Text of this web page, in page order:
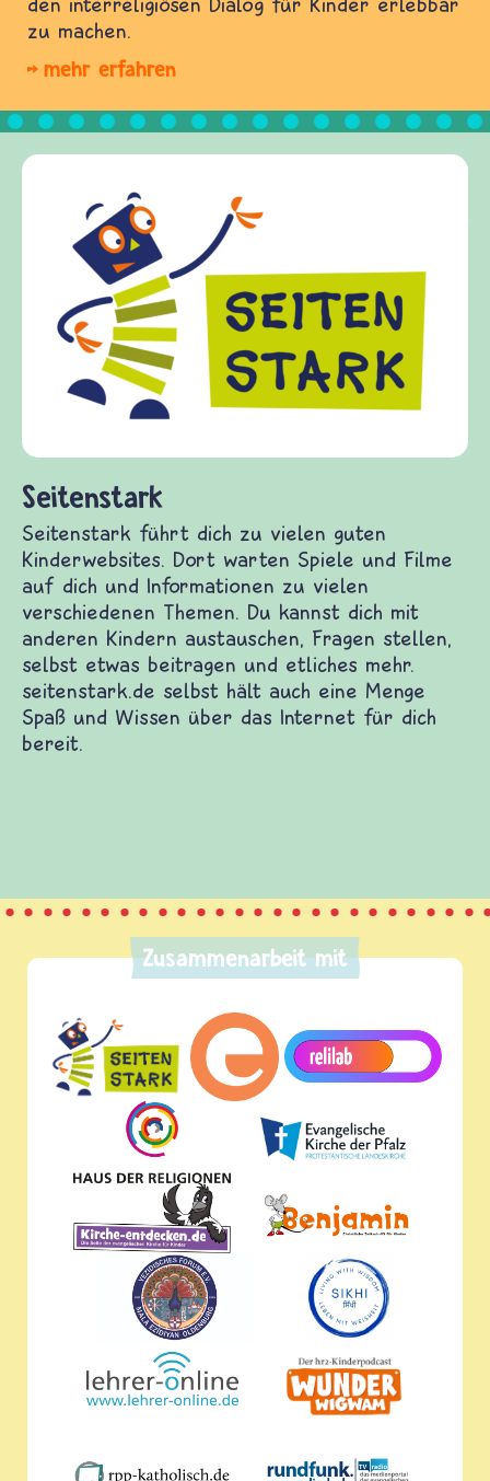
zu machen.
mehr erfahren
Frieden Fragen
frieden-fragen.de ist ein Internet-Angebot für
Kinder, Eltern und ErzieherInnen das zu
Fragen von Krieg und Frieden, Streit und
Gewalt informiert und einen Austausch zu
diesem Themenbereich ermöglicht. frieden-
fragen.de bietet Antworten auf wichtige
und Frieden, Streit und Gewalt.
Zusammenarbeit mit